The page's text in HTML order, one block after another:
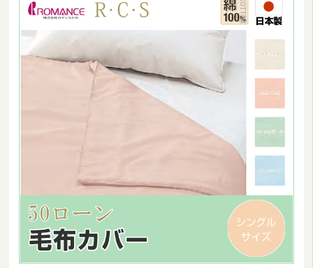
その他掛け布団
湿気対策マット・除湿シート
タオルケット・ガーゼケット
布団セット/組布団
まくら
毛布
布団カバー